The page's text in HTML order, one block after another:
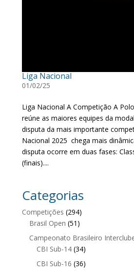
Liga Nacional
01/02/25
Liga Nacional A Competição A
reúne as maiores equipes da
disputa da mais importante
Nacional 2025 chega mais
disputa ocorre em duas fases:
(finais)....
Categorias
Competições (294)
Brasil Open (51)
Campeonato Brasileiro
CBI Sub-14(34)
CBI Sub-16 (36)